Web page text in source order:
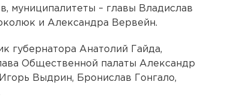
муниципалитеты – главы Владислав
и Александра Вервейн.
губернатора Анатолий Гайда,
Общественной палаты Александр
Выдрин, Бронислав Гонгало,